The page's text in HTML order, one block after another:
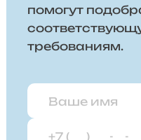
помогут
требованиям.